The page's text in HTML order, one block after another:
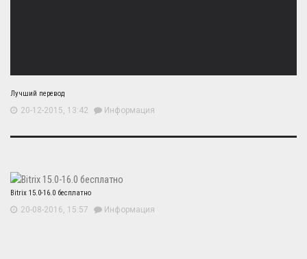
Лучший перевод
20-12-2015, 13:42 Информация
Bitrix 15.0-16.0 бесплатно
20-08-2016, 15:57 Информация